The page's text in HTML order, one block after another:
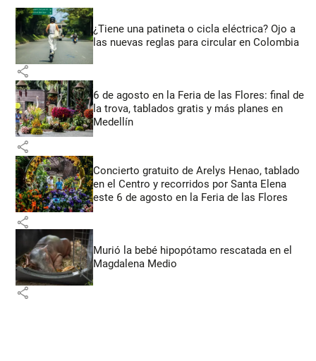
¿Tiene una patineta o cicla eléctrica? Ojo a
las nuevas reglas para circular en Colombia
share
6 de agosto en la Feria de las Flores: final de
la trova, tablados gratis y más planes en
Medellín
share
Concierto gratuito de Arelys Henao, tablado
en el Centro y recorridos por Santa Elena
este 6 de agosto en la Feria de las Flores
share
Murió la bebé hipopótamo rescatada en el
Magdalena Medio
share